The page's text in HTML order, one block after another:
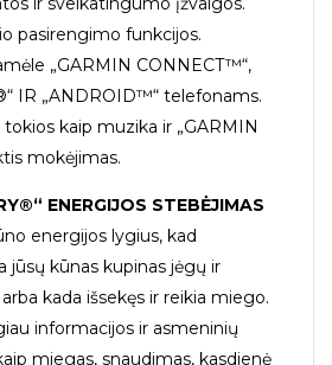
pasirengimo funkcijos.
„GARMIN CONNECT™“,
IR „ANDROID™“ telefonams.
kaip muzika ir „GARMIN
mokėjimas.
ENERGIJOS STEBĖJIMAS
energijos lygius, kad
jūsų kūnas kupinas jėgų ir
kada išsekęs ir reikia miego.
informacijos ir asmeninių
miegas, snaudimas, kasdienė